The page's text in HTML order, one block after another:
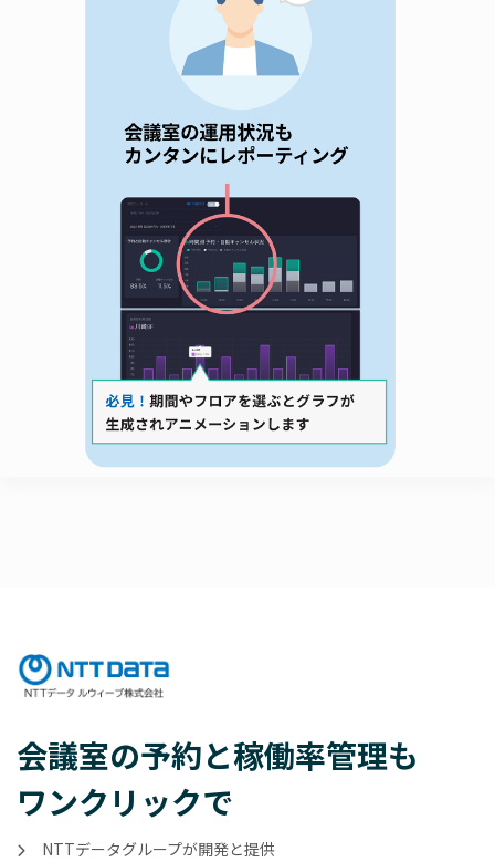
会議室の予約と稼働率管理も
ワンクリックで
NTTデータグループが開発と提供